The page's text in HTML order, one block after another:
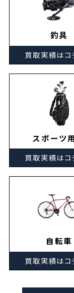
釣具
買取実績はコ
スポーツ
買取実績はコ
自転車
買取実績はコ